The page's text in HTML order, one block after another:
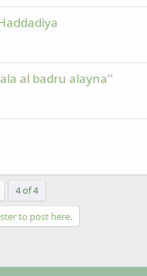
al badru alayna''
4 of 4
to post here.